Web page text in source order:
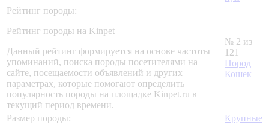
Рейтинг породы:
Рейтинг породы на Kinpet
Данный рейтинг формируется на основе частоты
упоминаний, поиска породы посетителями на
сайте, посещаемости объявлений и других
параметрах, которые помогают определить
популярность породы на площадке Kinpet.ru в
текущий период времени.
№ 2 из
121
Пород
Кошек
Размер породы:
Крупные